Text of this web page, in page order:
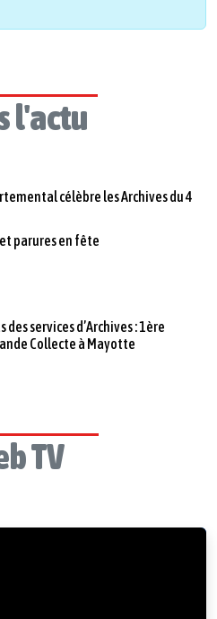
l'actu
célèbre les Archives du 4
parures en fête
des services d’Archives : 1ère
Collecte à Mayotte
TV